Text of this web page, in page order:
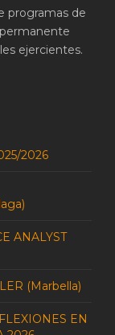
programas de
ejercientes.
2026
ANALYST
(Marbella)
EN